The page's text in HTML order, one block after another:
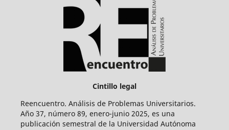
Cintillo legal
Reencuentro. Análisis de Problemas Universitarios.
Año 37, número 89, enero-junio 2025, es una
publicación semestral de la Universidad Autónoma